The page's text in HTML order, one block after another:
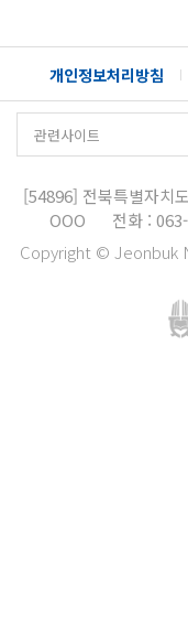
개인정보처리방침
[54896] 전북특별자치
OOO
전화 :
Copyright © Jeonbuk